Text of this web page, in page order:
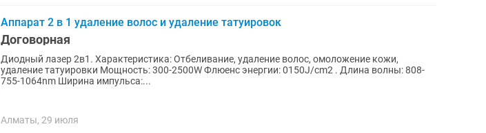
Аппарат 2 в 1 удаление волос и удаление татуировок
Договорная
Диодный лазер 2в1. Характеристика: Отбеливание, удаление волос, омоложение кожи,
удаление татуировки Мощность: 300-2500W Флюенс энергии: 0150J/cm2 . Длина волны: 808-
755-1064nm Ширина импульса:...
Алматы, 29 июля